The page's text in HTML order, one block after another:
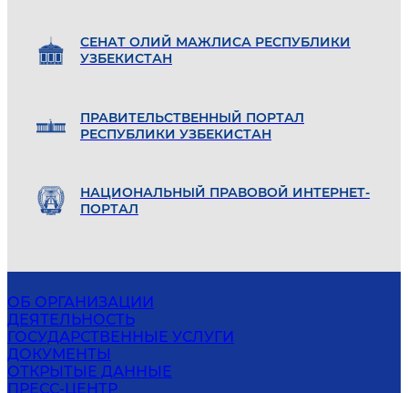
СЕНАТ ОЛИЙ МАЖЛИСА РЕСПУБЛИКИ
УЗБЕКИСТАН
ПРАВИТЕЛЬСТВЕННЫЙ ПОРТАЛ
РЕСПУБЛИКИ УЗБЕКИСТАН
НАЦИОНАЛЬНЫЙ ПРАВОВОЙ ИНТЕРНЕТ-
ПОРТАЛ
ОБ ОРГАНИЗАЦИИ
ДЕЯТЕЛЬНОСТЬ
ГОСУДАРСТВЕННЫЕ УСЛУГИ
ДОКУМЕНТЫ
ОТКРЫТЫЕ ДАННЫЕ
ПРЕСС-ЦЕНТР